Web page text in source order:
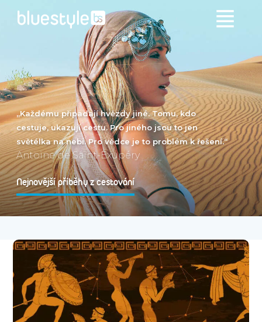
„Každému připadají hvězdy jiné. Tomu, kdo
cestuje, ukazují cestu. Pro jiného jsou to jen
světélka na nebi. Pro vědce je to problém k řešení.“
Antoine de Saint-Exupéry
Nejnovější příběhy z cestování